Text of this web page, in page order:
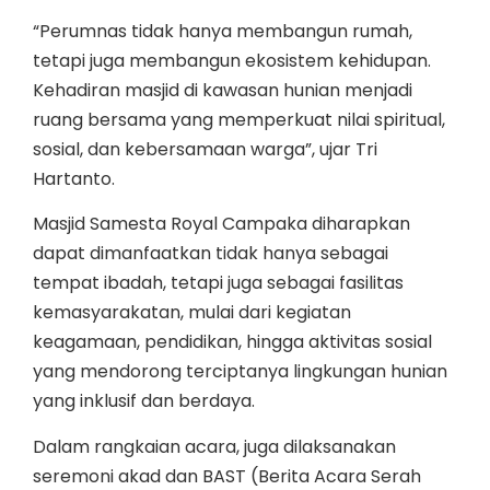
“Perumnas tidak hanya membangun rumah,
tetapi juga membangun ekosistem kehidupan.
Kehadiran masjid di kawasan hunian menjadi
ruang bersama yang memperkuat nilai spiritual,
sosial, dan kebersamaan warga”, ujar Tri
Hartanto.
Masjid Samesta Royal Campaka diharapkan
dapat dimanfaatkan tidak hanya sebagai
tempat ibadah, tetapi juga sebagai fasilitas
kemasyarakatan, mulai dari kegiatan
keagamaan, pendidikan, hingga aktivitas sosial
yang mendorong terciptanya lingkungan hunian
yang inklusif dan berdaya.
Dalam rangkaian acara, juga dilaksanakan
seremoni akad dan BAST (Berita Acara Serah